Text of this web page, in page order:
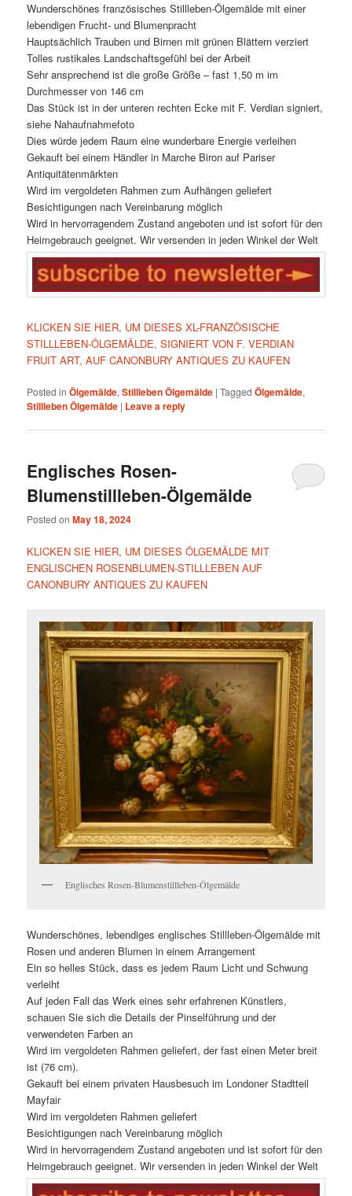
Wunderschönes französisches Stillleben-Ölgemälde mit einer
lebendigen Frucht- und Blumenpracht
Hauptsächlich Trauben und Birnen mit grünen Blättern verziert
Tolles rustikales Landschaftsgefühl bei der Arbeit
Sehr ansprechend ist die große Größe – fast 1,50 m im
Durchmesser von 146 cm
Das Stück ist in der unteren rechten Ecke mit F. Verdian signiert,
siehe Nahaufnahmefoto
Dies würde jedem Raum eine wunderbare Energie verleihen
Gekauft bei einem Händler in Marche Biron auf Pariser
Antiquitätenmärkten
Wird im vergoldeten Rahmen zum Aufhängen geliefert
Besichtigungen nach Vereinbarung möglich
Wird in hervorragendem Zustand angeboten und ist sofort für den
Heimgebrauch geeignet. Wir versenden in jeden Winkel der Welt
KLICKEN SIE HIER, UM DIESES XL-FRANZÖSISCHE
STILLLEBEN-ÖLGEMÄLDE, SIGNIERT VON F. VERDIAN
FRUIT ART, AUF CANONBURY ANTIQUES ZU KAUFEN
Posted in Ölgemälde,Stillleben Ölgemälde |Tagged Ölgemälde,
Stillleben Ölgemälde | Leave a reply
Englisches Rosen-
Blumenstillleben-Ölgemälde
Posted onMay 18, 2024
KLICKEN SIE HIER, UM DIESES ÖLGEMÄLDE MIT
ENGLISCHEN ROSENBLUMEN-STILLLEBEN AUF
CANONBURY ANTIQUES ZU KAUFEN
Englisches Rosen-Blumenstillleben-Ölgemälde
Wunderschönes, lebendiges englisches Stillleben-Ölgemälde mit
Rosen und anderen Blumen in einem Arrangement
Ein so helles Stück, dass es jedem Raum Licht und Schwung
verleiht
Auf jeden Fall das Werk eines sehr erfahrenen Künstlers,
schauen Sie sich die Details der Pinselführung und der
verwendeten Farben an
Wird im vergoldeten Rahmen geliefert, der fast einen Meter breit
ist (76 cm).
Gekauft bei einem privaten Hausbesuch im Londoner Stadtteil
Mayfair
Wird im vergoldeten Rahmen geliefert
Besichtigungen nach Vereinbarung möglich
Wird in hervorragendem Zustand angeboten und ist sofort für den
Heimgebrauch geeignet. Wir versenden in jeden Winkel der Welt